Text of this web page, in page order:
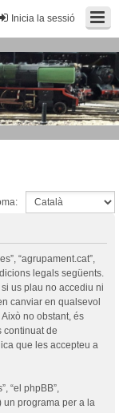
Inicia la sessió
“agrupament.cat”,
legals següents.
us plau no accediu ni
canviar en qualsevol
no obstant, és
continuat de
que les accepteu a
“el phpBB”,
un programa per a la